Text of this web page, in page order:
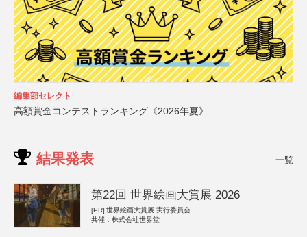
編集部セレクト
高額賞金コンテストランキング《2026年夏》
結果発表 一覧
第22回 世界絵画大賞展 2026
[PR] 世界絵画大賞展 実行委員会
共催：株式会社世界堂